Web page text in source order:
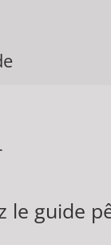
le guide